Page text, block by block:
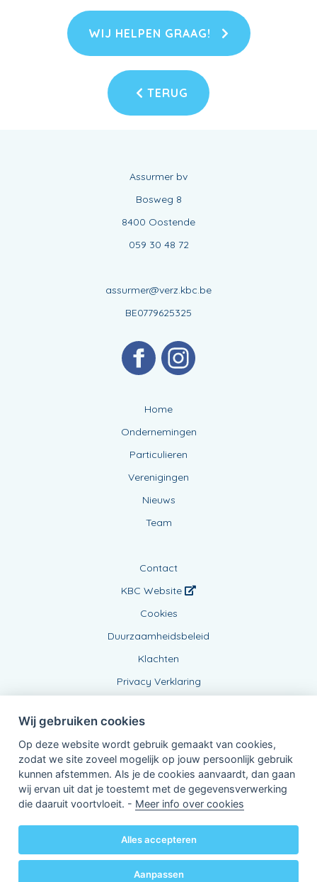
WIJ HELPEN GRAAG!
TERUG
Assurmer bv
Bosweg 8
8400 Oostende
059 30 48 72
assurmer@verz.kbc.be
BE0779625325
Home
Ondernemingen
Particulieren
Verenigingen
Nieuws
Team
Contact
KBC Website
Cookies
Duurzaamheidsbeleid
Klachten
Privacy Verklaring
Verbonden Agent, BE0779625325
van KBC Verzekeringen nv
3000 Leuven - Belgie
BTW BE 0403.552.563 - RPR Leuven
Powered byKBC-Agent(versie 3.21.0)
© 2026 alle rechten voorbehouden
Wij gebruiken cookies
Op deze website wordt gebruik gemaakt van cookies,
zodat we site zoveel mogelijk op jouw persoonlijk gebruik
kunnen afstemmen. Als je de cookies aanvaardt, dan gaan
wij ervan uit dat je toestemt met de gegevensverwerking
die daaruit voortvloeit. - Meer info over cookies
Alles accepteren
Aanpassen